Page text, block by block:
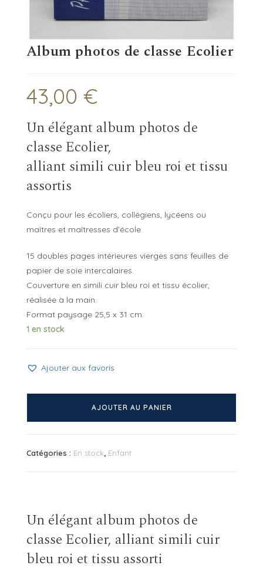
Album photos de classe Ecolier
43,00 €
Un élégant album photos de
classe Ecolier,
alliant simili cuir bleu roi et tissu
assortis
Conçu pour les écoliers, collégiens, lycéens ou
maîtres et maîtresses d’école.
15 doubles pages intérieures vierges sans feuilles de
papier de soie intercalaires.
Couverture en simili cuir bleu roi et tissu écolier,
réalisée à la main.
Format paysage 25,5 x 31 cm.
1 en stock
Ajouter aux favoris
Album
de
AJOUTER AU PANIER
Catégories : En stock Enfant
Un élégant album photos de
classe Ecolier, alliant simili cuir
bleu roi et tissu assorti